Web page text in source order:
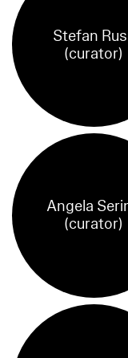
Stefan
(curator)
Angela
(curator)